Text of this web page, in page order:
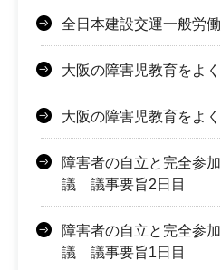
全日本建設交運一般労
大阪の障害児教育をよ
大阪の障害児教育をよ
障害者の自立と完全参
議 議事要旨2日目
障害者の自立と完全参
議 議事要旨1日目